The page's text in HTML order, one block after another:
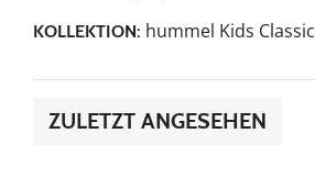
KOLLEKTION: hummel Kids Classic
ZULETZT ANGESEHEN